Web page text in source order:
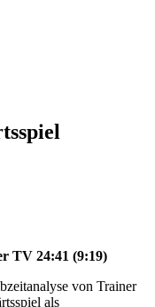
TV 24:41 (9:19)
von Trainer
als